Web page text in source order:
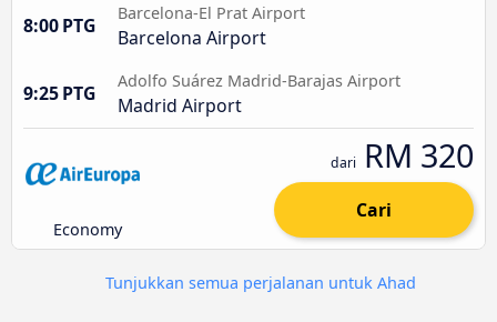
8:00 PTG
Barcelona-El Prat Airport
Barcelona Airport
9:25 PTG
Adolfo Suárez Madrid-Barajas Airport
Madrid Airport
Economy
dari RM 320
Cari
Tunjukkan semua perjalanan untuk Ahad